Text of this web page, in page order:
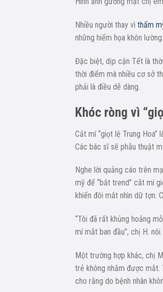
Nhiều người thay vì thẩm
những hiểm họa khôn lường.
Đặc biệt, dịp cận Tết là
thời điểm mà nhiều cơ sở
phải là điều dễ dàng.
Khóc ròng vì
Cắt mí “giọt lệ Trung Hoa”
Các bác sĩ sẽ phẫu thuật
Nghe lời quảng cáo trên
mỹ để “bắt trend” cắt mí
khiến đôi mắt nhìn dữ tợn.
“Tôi đã rất khủng hoảng
mí mắt ban đầu”, chị H. nói.
Một trường hợp khác, chị
trẻ không nhắm được mắt.
cho rằng do bệnh nhân